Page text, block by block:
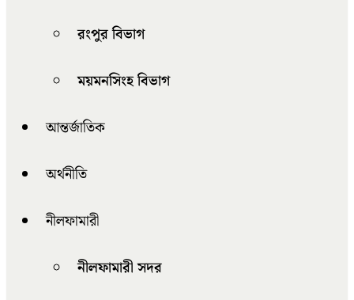
রংপুর বিভাগ
ময়মনসিংহ বিভাগ
আন্তর্জাতিক
অর্থনীতি
নীলফামারী
নীলফামারী সদর